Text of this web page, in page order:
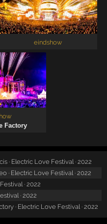
eindshow
Factory
· Electric Love Festival · 2022
· Electric Love Festival · 2022
· 2022
· 2022
· Electric Love Festival · 2022